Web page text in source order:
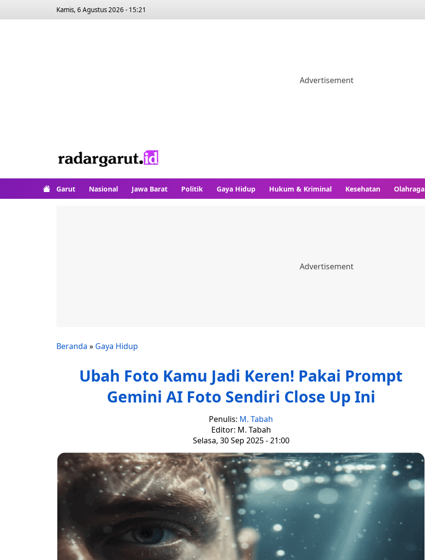
Kamis, 6 Agustus 2026 - 15:21
Garut Nasional Jawa Barat Politik Gaya Hidup Hukum & Kriminal Kesehatan Olahraga
Beranda » Gaya Hidup
Ubah Foto Kamu Jadi Keren! Pakai Prompt
Gemini AI Foto Sendiri Close Up Ini
Penulis: M. Tabah
Editor: M. Tabah
Selasa, 30 Sep 2025 - 21:00